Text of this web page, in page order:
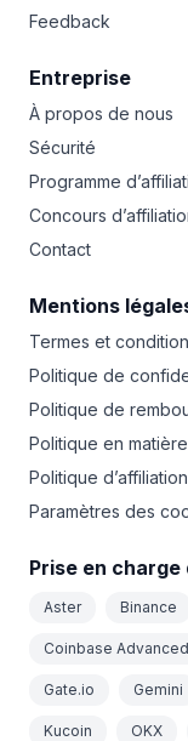
Feedback
Entreprise
À propos de nous
Sécurité
Programme
Concours
Contact
Mentions
Termes et
Politique de
Politique de
Politique en
Politique d’affiliation
Paramètres des
Prise en
Aster Binance
Coinbase Advanced
Gate.io Gemini
Kucoin OKX